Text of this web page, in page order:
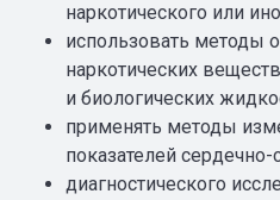
наркотического или
использовать методы
наркотических
и биологических
применять методы
показателей
диагностического